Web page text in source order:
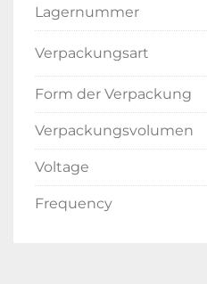
Lagernummer
Verpackungsart
Form der Verpackung
Verpackungsvolumen
Voltage
Frequency